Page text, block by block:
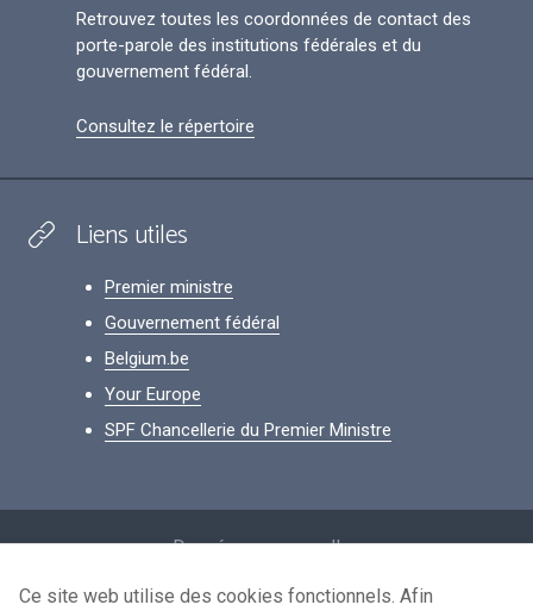
Retrouvez toutes les coordonnées de contact des
porte-parole des institutions fédérales et du
gouvernement fédéral.
Consultez le répertoire
Liens utiles
Premier ministre
Gouvernement fédéral
Belgium.be
Your Europe
SPF Chancellerie du Premier Ministre
Données personnelles
Conditions de réutilisation
Ce site web utilise des cookies fonctionnels. Afin